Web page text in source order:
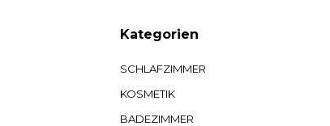
Kategorien
SCHLAFZIMMER
KOSMETIK
BADEZIMMER